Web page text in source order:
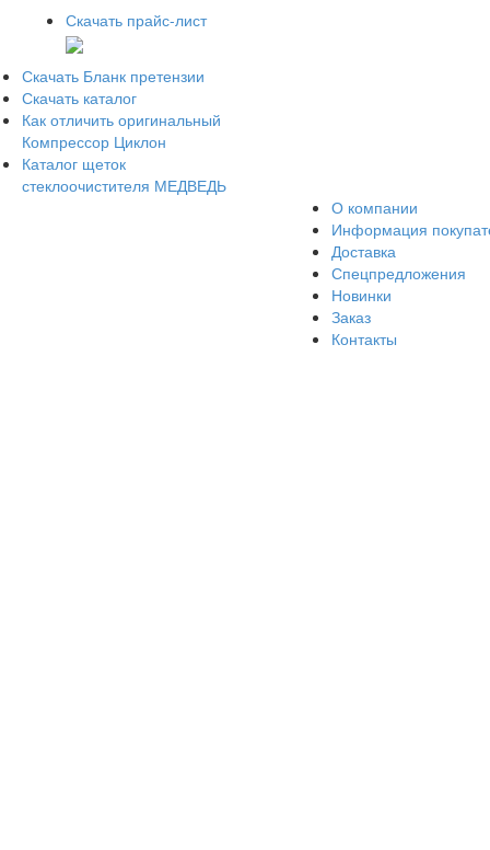
Скачать прайс-лист
Скачать Бланк претензии
Скачать каталог
Как отличить оригинальный
Компрессор Циклон
Каталог щеток
стеклоочистителя МЕДВЕДЬ
О компании
Информация
Доставка
Спецпредложения
Новинки
Заказ
Контакты